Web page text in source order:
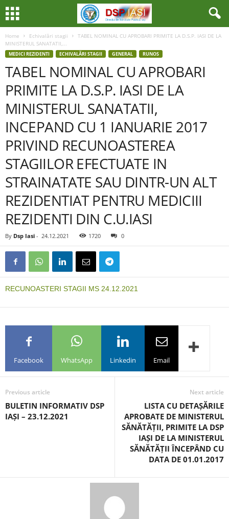
Home Echivalări stagii
TABEL NOMINAL CU APROBARI PRIMITE LA D.S.P. IASI DE LA
MINISTERUL SANATATII,...
MEDICI REZIDENTI ECHIVALĂRI STAGII GENERAL RUNOS
TABEL NOMINAL CU APROBARI
PRIMITE LA D.S.P. IASI DE LA
MINISTERUL SANATATII,
INCEPAND CU 1 IANUARIE 2017
PRIVIND RECUNOASTEREA
STAGIILOR EFECTUATE IN
STRAINATATE SAU DINTR-UN ALT
REZIDENTIAT PENTRU MEDICIII
REZIDENTI DIN C.U.IASI
By Dsp Iasi - 24.12.2021 1720 0
RECUNOASTERI STAGII MS 24.12.2021
Facebook WhatsApp Linkedin Email
Previous article
BULETIN INFORMATIV DSP
IAȘI – 23.12.2021
Next article
LISTA CU DETAȘĂRILE
APROBATE DE MINISTERUL
SĂNĂTĂȚII, PRIMITE LA DSP
IAȘI DE LA MINISTERUL
SĂNĂTĂȚII ÎNCEPÂND CU
DATA DE 01.01.2017